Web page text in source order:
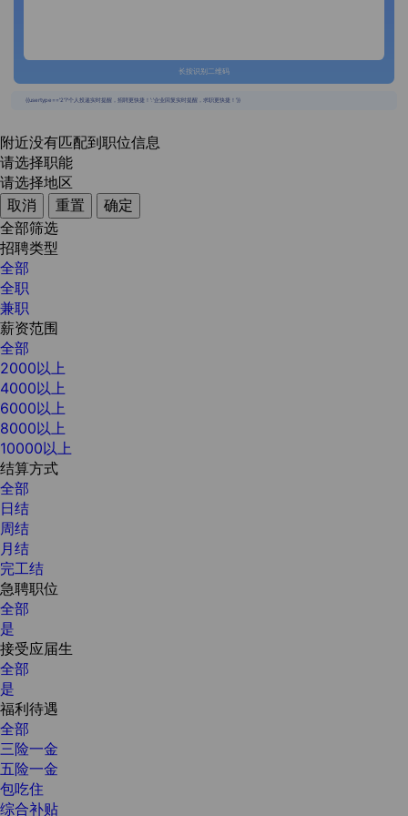
长按识别二维码
{{usertype=='2'?'个人投递实时提醒，招聘更快捷！':'企业回复实时提醒，求职更快捷！'}}
附近没有匹配到职位信息
请选择职能
请选择地区
取消
重置
确定
全部筛选
招聘类型
全部
全职
兼职
薪资范围
全部
2000以上
4000以上
6000以上
8000以上
10000以上
结算方式
全部
日结
周结
月结
完工结
急聘职位
全部
是
接受应届生
全部
是
福利待遇
全部
三险一金
五险一金
包吃住
综合补贴